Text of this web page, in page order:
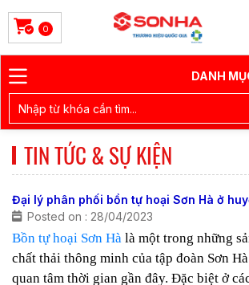
0
DANH
TIN TỨC & SỰ KIỆN
Đại lý phân phối bồn tự hoại Sơn Hà ở
Posted on : 28/04/2023
Bồn tự hoại Sơn Hà là một trong những
chất thải thông minh của tập đoàn Sơn
quan tâm thời gian gần đây. Đặc biệt ở